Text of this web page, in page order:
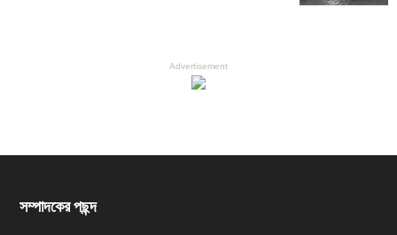
Advertisement
সম্পাদকের পছন্দ